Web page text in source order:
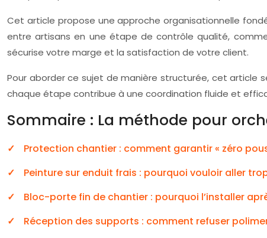
Cet article propose une approche organisationnelle
entre artisans en une étape de contrôle qualité,
sécurise votre marge et la satisfaction de votre client.
Pour aborder ce sujet de manière structurée, cet article
chaque étape contribue à une coordination fluide et
Sommaire : La méthode pour
Protection chantier : comment garantir « zéro
Peinture sur enduit frais : pourquoi vouloir aller
Bloc-porte fin de chantier : pourquoi l’installer
Réception des supports : comment refuser